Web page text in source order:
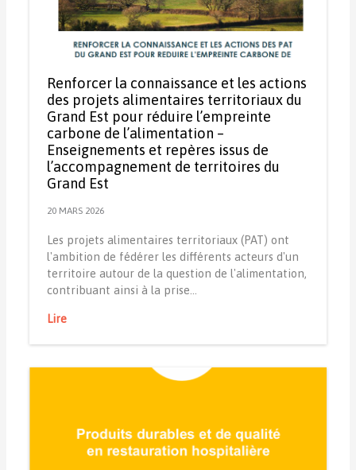
Renforcer la connaissance et les actions
des projets alimentaires territoriaux du
Grand Est pour réduire l’empreinte
carbone de l’alimentation –
Enseignements et repères issus de
l’accompagnement de territoires du
Grand Est
20 MARS 2026
Les projets alimentaires territoriaux (PAT) ont
l'ambition de fédérer les différents acteurs d'un
territoire autour de la question de l'alimentation,
contribuant ainsi à la prise…
Lire